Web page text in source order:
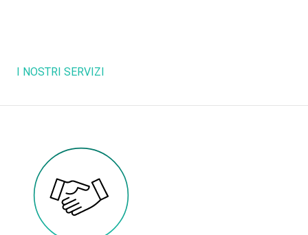
I NOSTRI SERVIZI